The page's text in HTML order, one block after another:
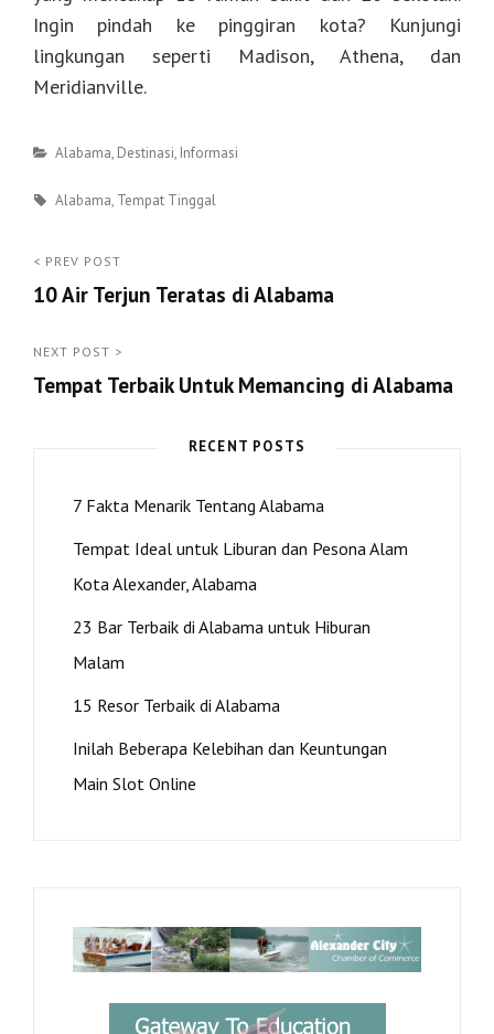
Ingin pindah ke pinggiran kota? Kunjungi
lingkungan seperti Madison, Athena, dan
Meridianville.
Categories
Alabama, Destinasi, Informasi
Tags
Alabama, Tempat Tinggal
Post
navigation
< PREV POST
10 Air Terjun Teratas di Alabama
Prev
Post
NEXT POST >
Tempat Terbaik Untuk Memancing di Alabama
RECENT POSTS
7 Fakta Menarik Tentang Alabama
Tempat Ideal untuk Liburan dan Pesona Alam
Kota Alexander, Alabama
23 Bar Terbaik di Alabama untuk Hiburan
Malam
15 Resor Terbaik di Alabama
Inilah Beberapa Kelebihan dan Keuntungan
Main Slot Online